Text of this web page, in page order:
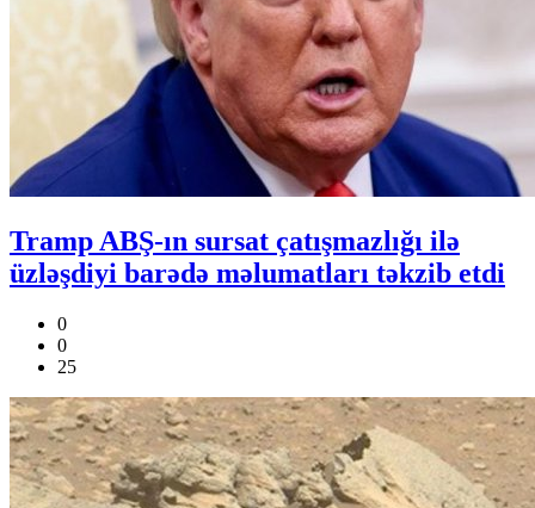
Tramp ABŞ-ın sursat çatışmazlığı ilə
üzləşdiyi barədə məlumatları təkzib etdi
0
0
25